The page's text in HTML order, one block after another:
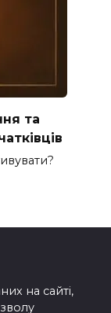
та
на сайті,